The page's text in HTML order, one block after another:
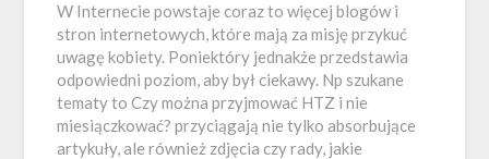
W Internecie powstaje coraz to więcej blogów i
stron internetowych, które mają za misję przykuć
uwagę kobiety. Poniektóry jednakże przedstawia
odpowiedni poziom, aby był ciekawy. Np szukane
tematy to Czy można przyjmować HTZ i nie
miesiączkować? przyciągają nie tylko absorbujące
artykuły, ale również zdjęcia czy rady, jakie